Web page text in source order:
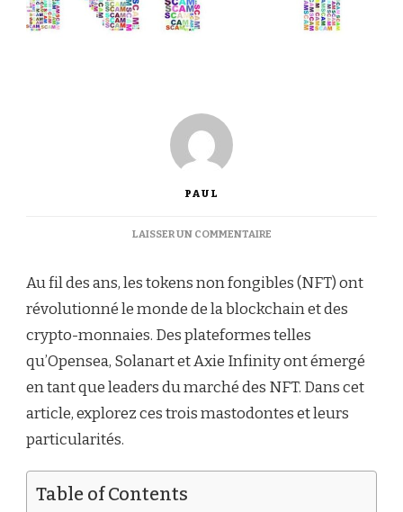
PAUL
LAISSER UN COMMENTAIRESUR
PLATEFORMES
NFT
INCONTOURNABLES
OPENSEA,
SOLANART
ET
INFINITY
Au fil des ans, les tokens non fongibles (NFT) ont
révolutionné le monde de la blockchain et des
crypto-monnaies. Des plateformes telles
qu’Opensea, Solanart et Axie Infinity ont émergé
en tant que leaders du marché des NFT. Dans cet
article, explorez ces trois mastodontes et leurs
particularités.
Table of Contents